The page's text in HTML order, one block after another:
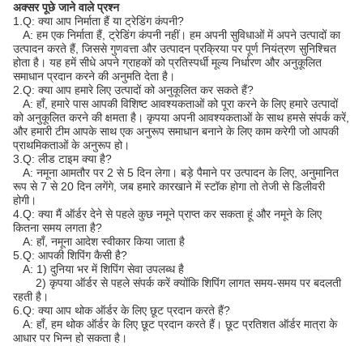
अक्सर पूछे जाने वाले प्रश्न
1.Q: क्या आप निर्माता हैं या ट्रेडिंग कंपनी?
A: हम एक निर्माता हैं, ट्रेडिंग कंपनी नहीं। हम अपनी सुविधाओं में अपने उत्पादों का
उत्पादन करते हैं, जिससे गुणवत्ता और उत्पादन प्रक्रिया पर पूर्ण नियंत्रण सुनिश्चित
होता है। यह हमें सीधे अपने ग्राहकों को प्रतिस्पर्धी मूल्य निर्धारण और अनुकूलित
समाधान प्रदान करने की अनुमति देता है।
2.Q: क्या आप हमारे लिए उत्पादों को अनुकूलित कर सकते हैं?
A: हाँ, हमारे पास आपकी विशिष्ट आवश्यकताओं को पूरा करने के लिए हमारे उत्पादों
को अनुकूलित करने की क्षमता है। कृपया अपनी आवश्यकताओं के साथ हमसे संपर्क करें,
और हमारी टीम आपके साथ एक अनुरूप समाधान बनाने के लिए काम करेगी जो आपकी
प्राथमिकताओं के अनुरूप हो।
3.Q: लीड टाइम क्या है?
A: नमूना आमतौर पर 2 से 5 दिन लेगा। बड़े पैमाने पर उत्पादन के लिए, अनुमानित
रूप से 7 से 20 दिन लगेंगे, जब हमारे कारखाने में स्टॉक होगा तो तेजी से डिलीवरी
होगी।
4.Q: क्या मैं ऑर्डर देने से पहले कुछ नमूने प्राप्त कर सकता हूं और नमूने के लिए
कितना समय लगता है?
A: हाँ, नमूना आदेश स्वीकार किया जाता है
5.Q: आपकी शिपिंग कैसी है?
A: 1) दुनिया भर में शिपिंग सेवा उपलब्ध है
2) कृपया ऑर्डर से पहले संपर्क करें क्योंकि शिपिंग लागत समय-समय पर बदलती
रहती है।
6.Q: क्या आप थोक ऑर्डर के लिए छूट प्रदान करते हैं?
A: हाँ, हम थोक ऑर्डर के लिए छूट प्रदान करते हैं। छूट प्रतिशत ऑर्डर मात्रा के
आधार पर भिन्न हो सकता है।